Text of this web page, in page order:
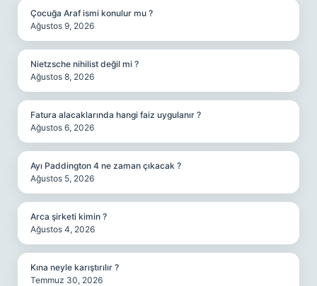
Çocuğa Araf ismi konulur mu ?
Ağustos 9, 2026
Nietzsche nihilist değil mi ?
Ağustos 8, 2026
Fatura alacaklarında hangi faiz uygulanır ?
Ağustos 6, 2026
Ayı Paddington 4 ne zaman çıkacak ?
Ağustos 5, 2026
Arca şirketi kimin ?
Ağustos 4, 2026
Kına neyle karıştırılır ?
Temmuz 30, 2026